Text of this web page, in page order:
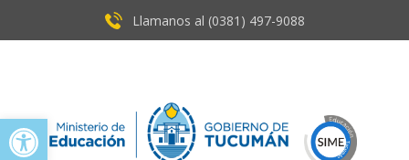
Open toolbar
Llamanos al (0381) ​497-9088